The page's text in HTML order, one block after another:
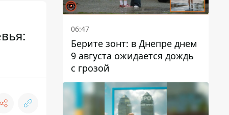
06:47
Берите зонт: в Днепре днем ​​
9 августа ожидается дождь
с грозой